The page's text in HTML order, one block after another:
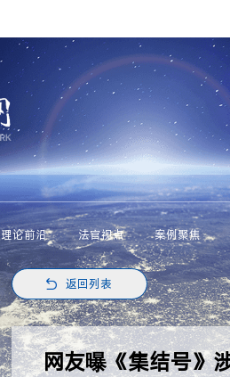
理论前沿 法官视点 案例聚焦
返回列表
网友曝《集结号》